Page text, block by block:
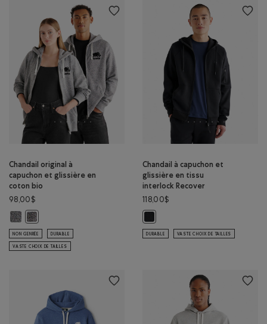
Chandail original à
capuchon et glissière en
coton bio
98,00$
Chandail original à capuchon et glissière en coton bio: S&P/IVOIRE
Chandail original à capuchon et glissière en coton bio: S&P/NOIR
NON GENRÉE DURABLE
VASTE CHOIX DE TAILLES
Chandail à capuchon et
glissière en tissu
interlock Recover
118,00$
DURABLE VASTE CHOIX DE TAILLES